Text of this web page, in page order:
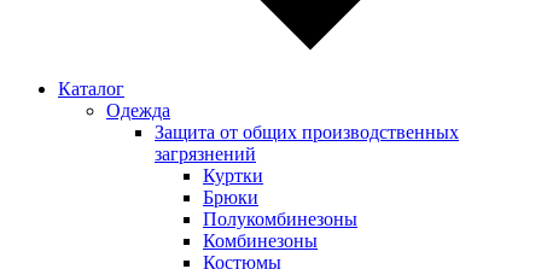
Каталог
Одежда
Защита от общих производственных
загрязнений
Куртки
Брюки
Полукомбинезоны
Комбинезоны
Костюмы